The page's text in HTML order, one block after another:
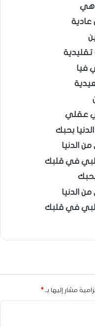
هي
فيا
عقلي
بحبك
الدنيا
قلبي في قلبك
بحبك
الدنيا
قلبي في قلبك
مشار إليها بـ *